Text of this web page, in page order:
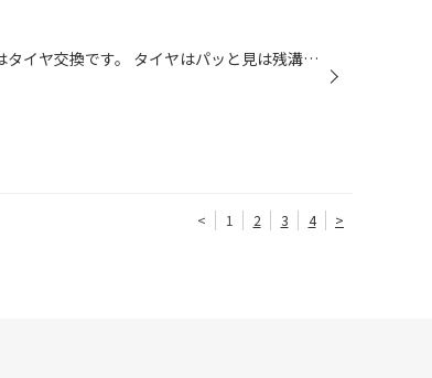
皆様こんにちは（･`ー･´）v本日のご紹介はタイヤ交換です。 タイヤはパッと見は残溝があります。 お話を伺うと街中ばかりで距離をあまり走らず、乗らなくなった時期もあるとの事でした。 しかしタイヤは<ゴム>で出来ています。どうしても劣化はしてしまいます。 劣化原因には紫外線や、高温多湿での...
< 1 2 3 4 >